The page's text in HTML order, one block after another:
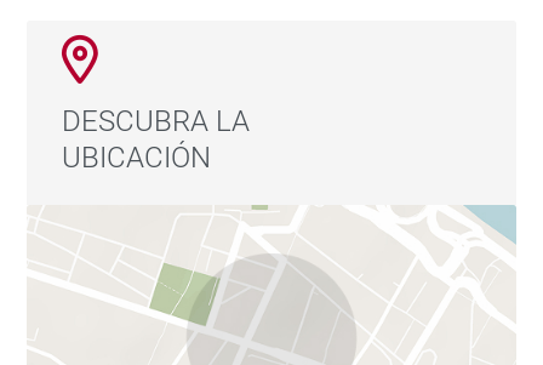
DESCUBRA LA
UBICACIÓN